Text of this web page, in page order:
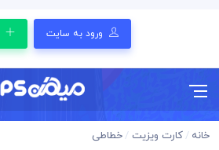
ورود به سایت
خانه کارت ویزیت خطاطی